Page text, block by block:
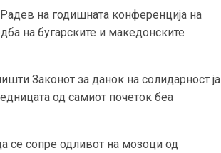
на годишната конференција на
на бугарските и македонските
Законот за данок на солидарност ја
од самиот почеток беа
се сопре одливот на мозоци од